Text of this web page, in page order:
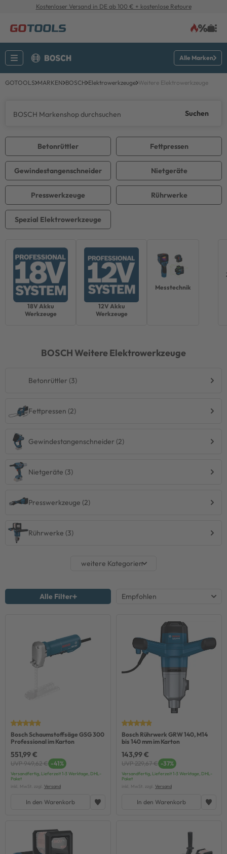
Kostenloser Versand in DE ab 100 € + kostenlose Retoure
Alle Marken
GOTOOLS MARKEN BOSCH Elektrowerkzeuge Weitere Elektrowerkzeuge
Suchen
Nietgeräte
Presswerkzeuge Rührwerke
Spezial Elektrowerkzeuge
Gewindestangenschneider
Fettpressen
Betonrüttler
18V Akku
Werkzeuge
12V Akku
Werkzeuge
Messtechnik
BOSCHWeitere Elektrowerkzeuge
Betonrüttler (3)
Fettpressen (2)
Gewindestangenschneider (2)
Nietgeräte (3)
Presswerkzeuge (2)
Rührwerke (3)
Alle Filter
Bosch Schaumstoffsäge GSG 300
Professional im Karton
551,99 €
UVP 949,62 € -41%
Versandfertig, Lieferzeit 1-3 Werktage, DHL-
Paket
inkl. MwSt. zzgl. Versand
In den Warenkorb
Bosch Rührwerk GRW 140, M14
bis 140 mm im Karton
143,99 €
UVP 229,67 € -37%
Versandfertig, Lieferzeit 1-3 Werktage, DHL-
Paket
inkl. MwSt. zzgl. Versand
In den Warenkorb